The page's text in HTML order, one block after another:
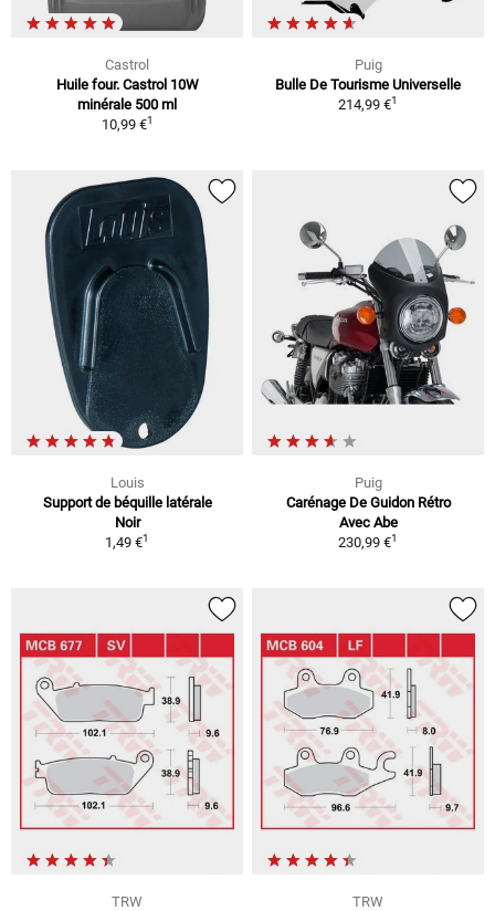
Castrol
Huile four. Castrol 10W
minérale 500 ml
10,99 €1
Puig
Bulle De Tourisme Universelle
214,99 €1
Louis
Support de béquille latérale
Noir
1,49 €1
Puig
Carénage De Guidon Rétro
Avec Abe
230,99 €1
TRW
TRW